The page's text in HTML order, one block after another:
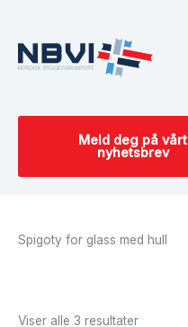
innholdet
Meld deg på vårt
nyhetsbrev
Spigoty for glass med hull
Viser alle 3 resultater